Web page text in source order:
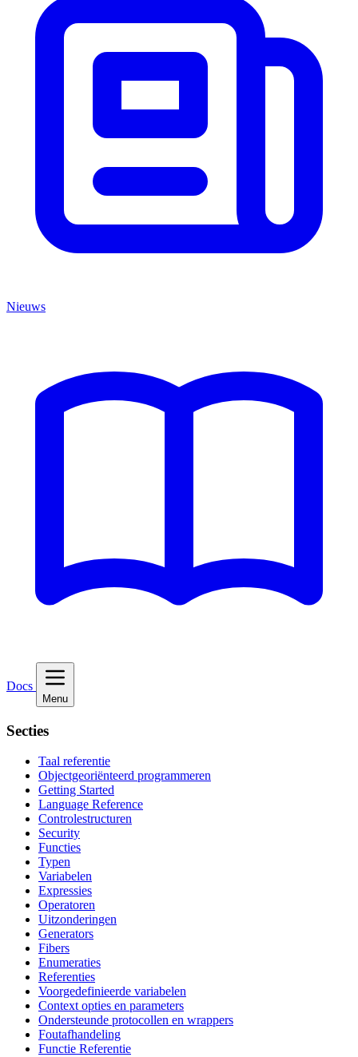
Nieuws
Docs
Menu
Secties
Taal referentie
Objectgeoriënteerd programmeren
Getting Started
Language Reference
Controlestructuren
Security
Functies
Typen
Variabelen
Expressies
Operatoren
Uitzonderingen
Generators
Fibers
Enumeraties
Referenties
Voorgedefinieerde variabelen
Context opties en parameters
Ondersteunde protocollen en wrappers
Foutafhandeling
Functie Referentie